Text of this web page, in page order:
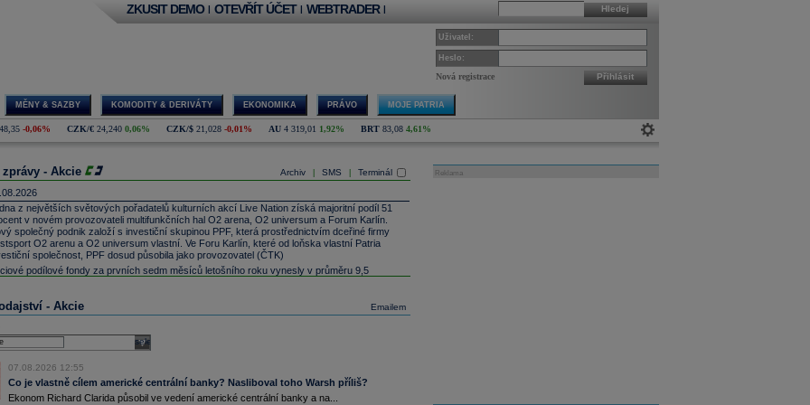
Hledej
ZKUSIT DEMO | OTEVŘÍT ÚČET | WEBTRADER |
Uživatel:
Heslo:
Nová registrace Přihlásit
MĚNY & SAZBY KOMODITY & DERIVÁTY EKONOMIKA PRÁVO MOJE PATRIA
-0,06% CZK/€ 24,240 0,06% CZK/$ 21,028 -0,01% AU 4 319,01 1,92% BRT 83,08 4,61%
Archiv SMS Terminál
zprávy - Akcie
z největších světových pořadatelů kulturních akcí Live Nation získá majoritní podíl 51
v novém provozovateli multifunkčních hal O2 arena, O2 universum a Forum Karlín.
společný podnik založí s investiční skupinou PPF, která prostřednictvím dceřiné firmy
O2 arenu a O2 universum vlastní. Ve Foru Karlín, které od loňska vlastní Patria
společnost, PPF dosud působila jako provozovatel (ČTK)
podílové fondy za prvních sedm měsíců letošního roku vynesly v průměru 9,5
a dluhopisové fondy 2,5 procenta (ČTK)
Nordisk -
z největších světových pořadatelů kulturních akcí Live Nation získá majoritní podíl 51
v novém provozovateli multifunkčních hal O2 arena, O2 universum a Forum Karlín.
společný podnik založí s investiční skupinou PPF, která prostřednictvím dceřiné firmy
O2 arenu a O2 universum vlastní. Ve Foru Karlín, které od loňska vlastní Patria
společnost, PPF dosud působila jako provozovatel (ČTK)
SE, která je hlavním akcionářem německého automobilového koncernu
Emailem
- Akcie
select
07.08.2026 12:55
Co je vlastně cílem americké centrální banky? Nasliboval toho Warsh příliš?
Ekonom Richard Clarida působil ve vedení americké centrální banky a na...
Reklama